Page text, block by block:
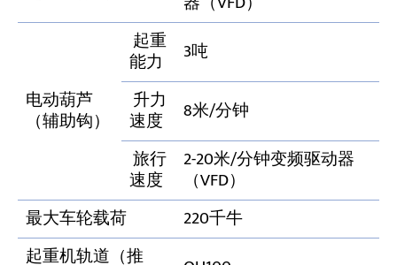
电动葫芦
（辅助钩）
起重
能力
3吨
升力
速度
8米/分钟
旅行
速度
2-20米/分钟变频驱动器
（VFD）
最大车轮载荷
220千牛
起重机轨道（推